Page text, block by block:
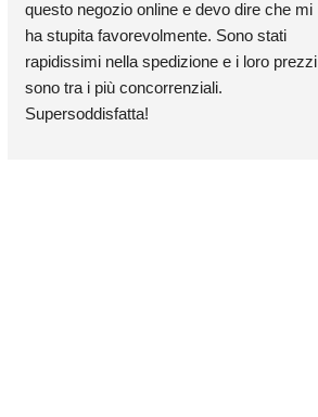
questo negozio online e devo dire che mi
ha stupita favorevolmente. Sono stati
rapidissimi nella spedizione e i loro prezzi
sono tra i più concorrenziali.
Supersoddisfatta!